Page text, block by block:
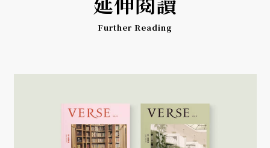
Further Reading